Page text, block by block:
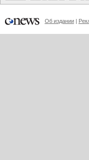
Об издании